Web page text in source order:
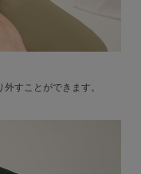
すことができます。